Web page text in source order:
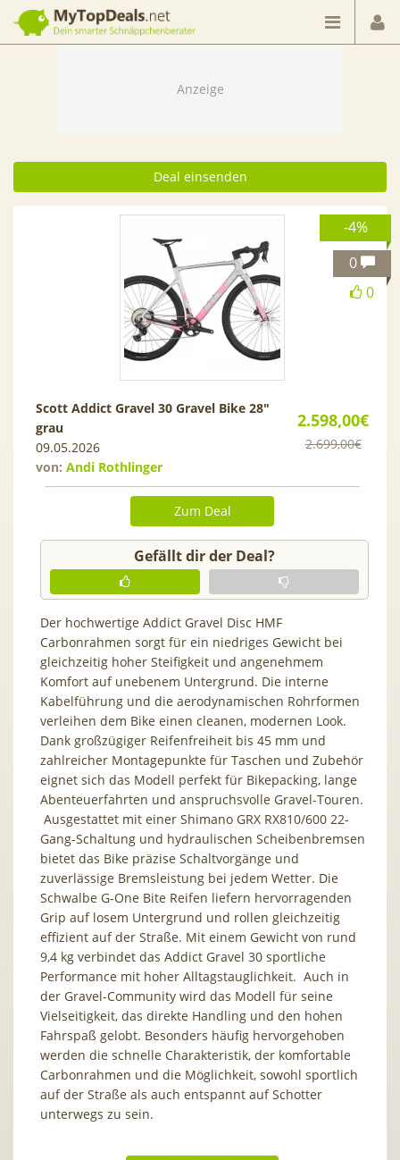
Dein smarter Schnäppchenberater
Deal einsenden
-4%
0
0
2.598,00€
2.699,00€
Scott Addict Gravel 30 Gravel Bike 28″
grau
09.05.2026
von: Andi Rothlinger
Zum Deal
Gefällt dir der Deal?
Der hochwertige Addict Gravel Disc HMF
Carbonrahmen sorgt für ein niedriges Gewicht bei
gleichzeitig hoher Steifigkeit und angenehmem
Komfort auf unebenem Untergrund. Die interne
Kabelführung und die aerodynamischen Rohrformen
verleihen dem Bike einen cleanen, modernen Look.
Dank großzügiger Reifenfreiheit bis 45 mm und
zahlreicher Montagepunkte für Taschen und Zubehör
eignet sich das Modell perfekt für Bikepacking, lange
Abenteuerfahrten und anspruchsvolle Gravel-Touren.
Ausgestattet mit einer Shimano GRX RX810/600 22-
Gang-Schaltung und hydraulischen Scheibenbremsen
bietet das Bike präzise Schaltvorgänge und
zuverlässige Bremsleistung bei jedem Wetter. Die
Schwalbe G-One Bite Reifen liefern hervorragenden
Grip auf losem Untergrund und rollen gleichzeitig
effizient auf der Straße. Mit einem Gewicht von rund
9,4 kg verbindet das Addict Gravel 30 sportliche
Performance mit hoher Alltagstauglichkeit. Auch in
der Gravel-Community wird das Modell für seine
Vielseitigkeit, das direkte Handling und den hohen
Fahrspaß gelobt. Besonders häufig hervorgehoben
werden die schnelle Charakteristik, der komfortable
Carbonrahmen und die Möglichkeit, sowohl sportlich
auf der Straße als auch entspannt auf Schotter
unterwegs zu sein.